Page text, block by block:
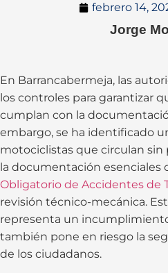
febrero 14,
Jorge
En Barrancabermeja, las
los controles para garantizar
cumplan con la
embargo, se ha identificado
motociclistas que circulan
la documentación esenciales
Obligatorio de Accidentes de
revisión técnico-mecánica.
representa un
también pone en riesgo la
de los ciudadanos.